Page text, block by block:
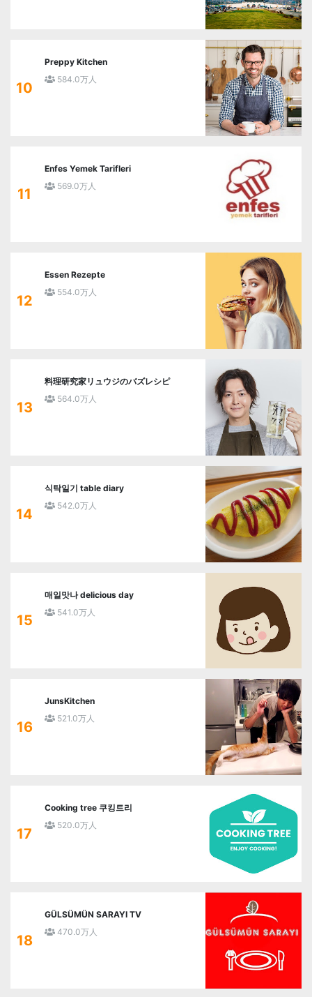
10
Preppy Kitchen
584.0万人
11
Enfes Yemek Tarifleri
569.0万人
12
Essen Rezepte
554.0万人
13
料理研究家リュウジのバズレシピ
564.0万人
14
식탁일기 table diary
542.0万人
15
매일맛나 delicious day
541.0万人
16
JunsKitchen
521.0万人
17
Cooking tree 쿠킹트리
520.0万人
18
GÜLSÜMÜN SARAYI TV
470.0万人